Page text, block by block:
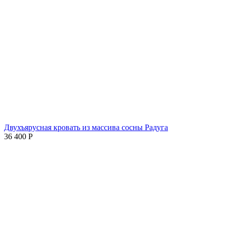
Двухъярусная кровать из массива сосны Радуга
36 400 Р